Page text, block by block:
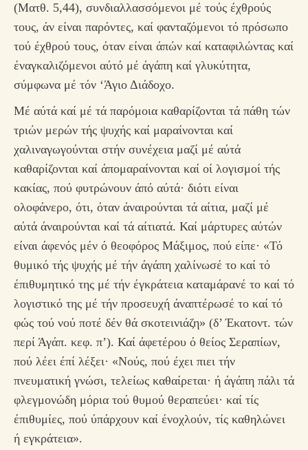
(Ματθ. 5,44), συνδιαλλασσόμενοι μέ τούς έχθρούς
τους, άν είναι παρόντες, καί φανταζόμενοι τό πρόσωπο
τού έχθρού τους, όταν είναι άπών καί καταφιλώντας καί
έναγκαλιζόμενοι αύτό μέ άγάπη καί γλυκύτητα,
σύμφωνα μέ τόν ‘Άγιο Διάδοχο.
Μέ αύτά καί μέ τά παρόμοια καθαρίζονται τά πάθη τών
τριών μερών τής ψυχής καί μαραίνονται καί
χαλιναγωγούνται στήν συνέχεια μαζί μέ αύτά
καθαρίζονται καί άπομαραίνονται καί οί λογισμοί τής
κακίας, πού φυτρώνουν άπό αύτά· διότι είναι
ολοφάνερο, ότι, όταν άναιρούνται τά αίτια, μαζί μέ
αύτά άναιρούνται καί τά αίτιατά. Καί μάρτυρες αύτών
είναι άφενός μέν ό θεοφόρος Μάξιμος, πού είπε· «Τό
θυμικό τής ψυχής μέ τήν άγάπη χαλίνωσέ το καί τό
έπιθυμητικό της μέ τήν έγκράτεια καταμάρανέ το καί τό
λογιστικό της μέ τήν προσευχή άναπτέρωσέ το καί τό
φώς τού νού ποτέ δέν θά σκοτεινιάζη» (δ’ Έκατοντ. τών
περί Άγάπ. κεφ. π’). Καί άφετέρου ό θείος Σεραπίων,
πού λέει έπί λέξει· «Νούς, πού έχει πιει τήν
πνευματική γνώσι, τελείως καθαίρεται· ή άγάπη πάλι τά
φλεγμονώδη μόρια τού θυμού θεραπεύει· καί τίς
έπιθυμίες, πού ύπάρχουν καί ένοχλούν, τίς καθηλώνει
ή εγκράτεια».